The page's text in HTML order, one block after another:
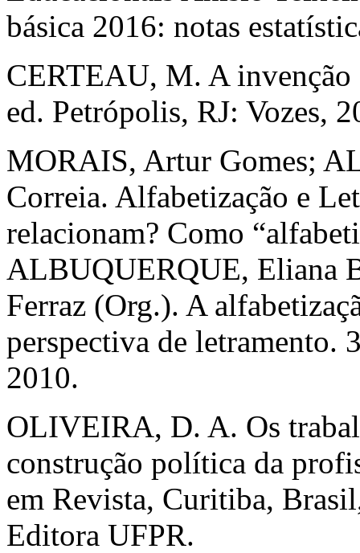
básica 2016: notas
CERTEAU, M. A invenção
ed. Petrópolis, RJ: Vozes,
MORAIS, Artur Gomes;
Correia. Alfabetização e
relacionam? Como
ALBUQUERQUE, Eliana
Ferraz (Org.). A
perspectiva de letramento.
2010.
OLIVEIRA, D. A. Os
construção política da
em Revista, Curitiba,
Editora UFPR.